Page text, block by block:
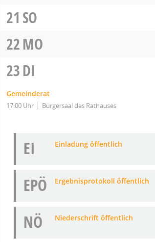
21 SO
22MO
23DI
Gemeinderat
17:00 Uhr Bürgersaal des Rathauses
EI Einladung öffentlich
EPÖ Ergebnisprotokoll öffentlich
NÖ Niederschrift öffentlich